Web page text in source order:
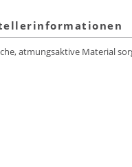
atmungsaktive Material